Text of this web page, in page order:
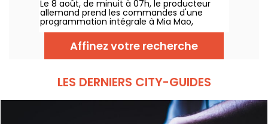
Le 8 août, de minuit à 07h, le producteur
allemand prend les commandes d'une
programmation intégrale à Mia Mao,
entouré de Hardt Antoine et EG, pour une
soirée qui traverse la house mélodique, la
techno et leurs zones frontières.
Affinez votre recherche
LES DERNIERS CITY-GUIDES